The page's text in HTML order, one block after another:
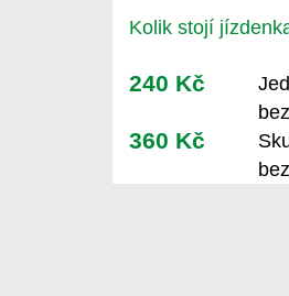
Kolik stojí
240 Kč
360 Kč